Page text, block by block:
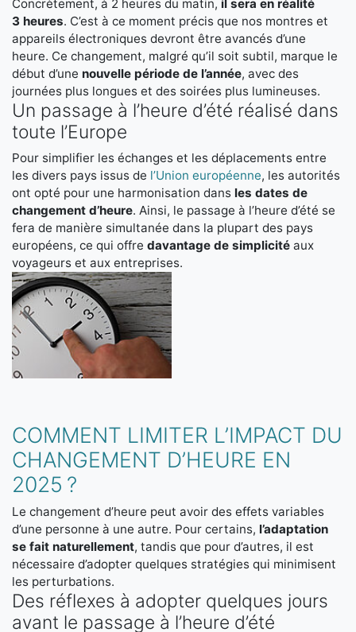
Concrètement, à 2 heures du matin, il sera en réalité
3 heures. C’est à ce moment précis que nos montres et
appareils électroniques devront être avancés d’une
heure. Ce changement, malgré qu’il soit subtil, marque le
début d’une nouvelle période de l’année, avec des
journées plus longues et des soirées plus lumineuses.
Un passage à l’heure d’été réalisé dans
toute l’Europe
Pour simplifier les échanges et les déplacements entre
les divers pays issus de l’Union européenne, les autorités
ont opté pour une harmonisation dans les dates de
changement d’heure. Ainsi, le passage à l’heure d’été se
fera de manière simultanée dans la plupart des pays
européens, ce qui offre davantage de simplicité aux
voyageurs et aux entreprises.
COMMENT LIMITER L’IMPACT DU
CHANGEMENT D’HEURE EN
2025 ?
Le changement d’heure peut avoir des effets variables
d’une personne à une autre. Pour certains, l’adaptation
se fait naturellement, tandis que pour d’autres, il est
nécessaire d’adopter quelques stratégies qui minimisent
les perturbations.
Des réflexes à adopter quelques jours
avant le passage à l’heure d’été